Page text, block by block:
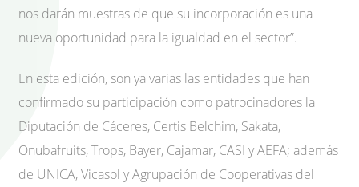
nos darán muestras de que su incorporación es una
nueva oportunidad para la igualdad en el sector”.
En esta edición, son ya varias las entidades que han
confirmado su participación como patrocinadores la
Diputación de Cáceres, Certis Belchim, Sakata,
Onubafruits, Trops, Bayer, Cajamar, CASI y AEFA; además
de UNICA, Vicasol y Agrupación de Cooperativas del